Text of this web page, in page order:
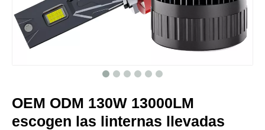
OEM ODM 130W 13000LM
escogen las linternas llevadas